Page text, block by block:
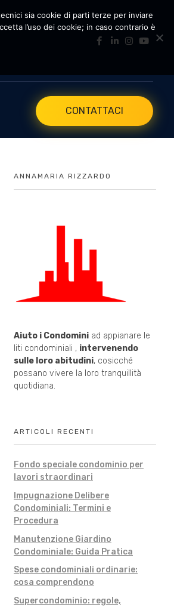
CONTATTACI
ANNAMARIA RIZZARDO
Aiuto i Condomini ad appianare le
liti condominiali , intervenendo
sulle loro abitudini, cosicché
possano vivere la loro tranquillità
quotidiana.
ARTICOLI RECENTI
Fondo speciale condominio per
lavori straordinari
Impugnazione Delibere
Condominiali: Termini e
Procedura
Manutenzione Giardino
Condominiale: Guida Pratica
Spese condominiali ordinarie:
cosa comprendono
Supercondominio: regole,
sia cookie di parti terze per inviare
l’uso dei cookie; in caso contrario è